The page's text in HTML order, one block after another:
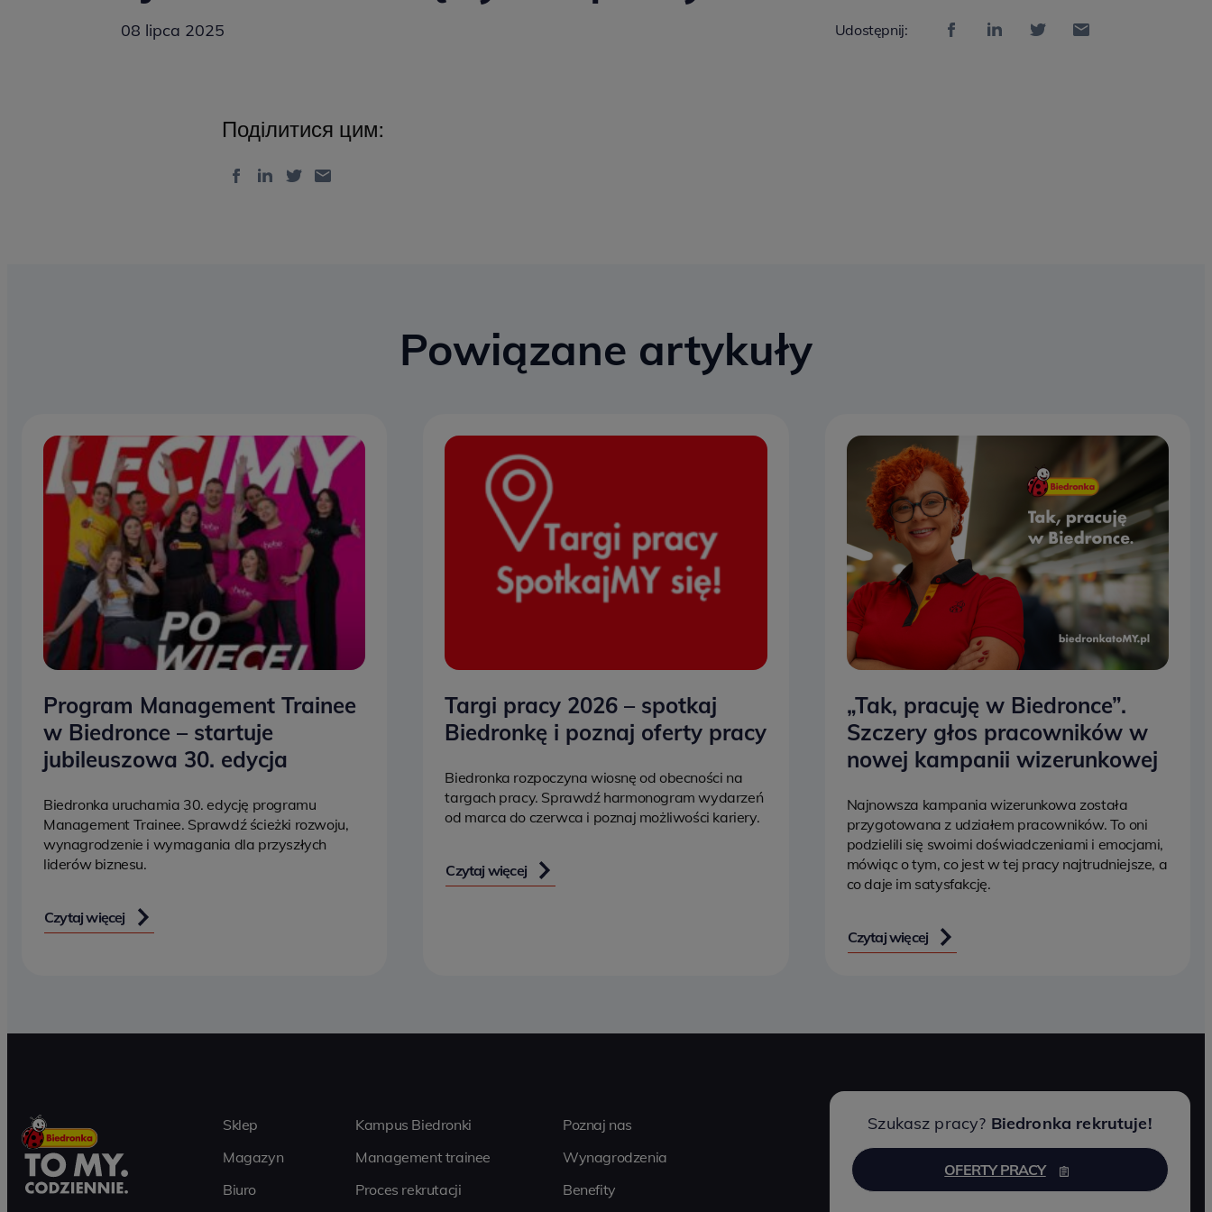
08 lipca 2025 Udostępnij:
Поділитися цим:
Powiązane artykuły
Program Management Trainee
w Biedronce – startuje
jubileuszowa 30. edycja
Biedronka uruchamia 30. edycję programu
Management Trainee. Sprawdź ścieżki rozwoju,
wynagrodzenie i wymagania dla przyszłych
liderów biznesu.
Czytaj więcej
Targi pracy 2026 – spotkaj
Biedronkę i poznaj oferty pracy
Biedronka rozpoczyna wiosnę od obecności na
targach pracy. Sprawdź harmonogram wydarzeń
od marca do czerwca i poznaj możliwości kariery.
Czytaj więcej
„Tak, pracuję w Biedronce”.
Szczery głos pracowników w
nowej kampanii wizerunkowej
Najnowsza kampania wizerunkowa została
przygotowana z udziałem pracowników. To oni
podzielili się swoimi doświadczeniami i emocjami,
mówiąc o tym, co jest w tej pracy najtrudniejsze, a
co daje im satysfakcję.
Czytaj więcej
Sklep
Magazyn
Biuro
Kampus Biedronki
Management trainee
Proces rekrutacji
Poznaj nas
Wynagrodzenia
Benefity
Szukasz pracy? Biedronka rekrutuje!
OFERTY PRACY